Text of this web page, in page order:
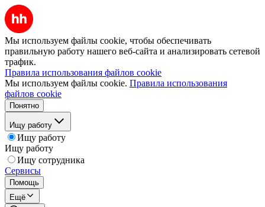
Мы используем файлы cookie, чтобы обеспечивать
правильную работу нашего веб-сайта и анализировать сетевой
трафик.
Правила использования файлов cookie
Мы используем файлы cookie. Правила использования
файлов cookie
Понятно
Ищу работу
Ищу работу
Ищу работу
Ищу сотрудника
Сервисы
Помощь
Ещё